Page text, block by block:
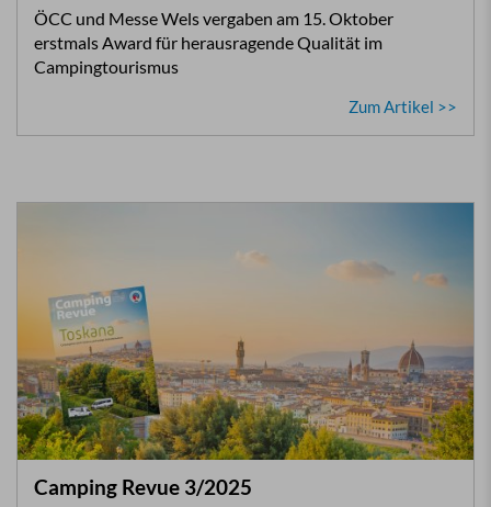
ÖCC und Messe Wels vergaben am 15. Oktober
erstmals Award für herausragende Qualität im
Campingtourismus
Zum Artikel >>
Camping Revue 3/2025